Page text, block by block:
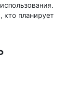
планирует